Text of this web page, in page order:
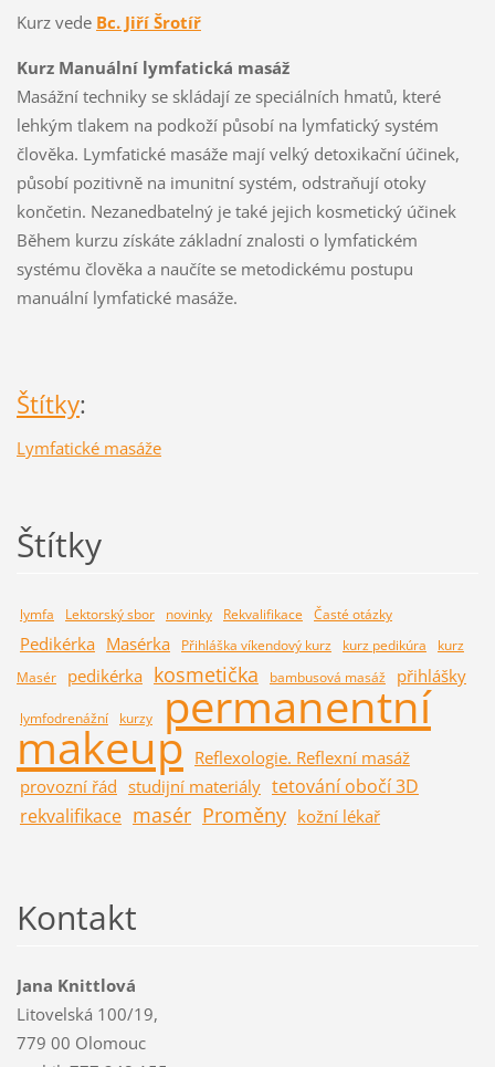
Kurz vede Bc. Jiří Šrotíř
Kurz Manuální lymfatická masáž
Masážní techniky se skládají ze speciálních hmatů, které
lehkým tlakem na podkoží působí na lymfatický systém
člověka. Lymfatické masáže mají velký detoxikační účinek,
působí pozitivně na imunitní systém, odstraňují otoky
končetin. Nezanedbatelný je také jejich kosmetický účinek
Během kurzu získáte základní znalosti o lymfatickém
systému člověka a naučíte se metodickému postupu
manuální lymfatické masáže.
Štítky:
Lymfatické masáže
Štítky
lymfa Lektorský sbor novinky Rekvalifikace Časté otázky
Pedikérka Masérka Přihláška víkendový kurz kurz pedikúra
kurz
Masér
pedikérka kosmetička bambusová masáž přihlášky
lymfodrenážní kurzy permanentní
makeup Reflexologie. Reflexní masáž
provozní řád studijní materiály tetování obočí 3D
rekvalifikace masér Proměny kožní lékař
Kontakt
Jana Knittlová
Litovelská 100/19,
779 00 Olomouc